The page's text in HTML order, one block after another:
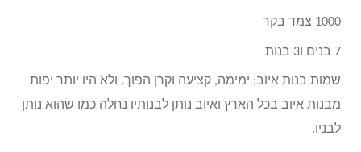
1000 צמד בקר
7 בנים ו3 בנות
שמות בנות איוב: ימימה, קציעה וקרן הפוך. ולא היו יותר יפות
מבנות איוב בכל הארץ ואיוב נותן לבנותיו נחלה כמו שהוא נותן
לבניו.